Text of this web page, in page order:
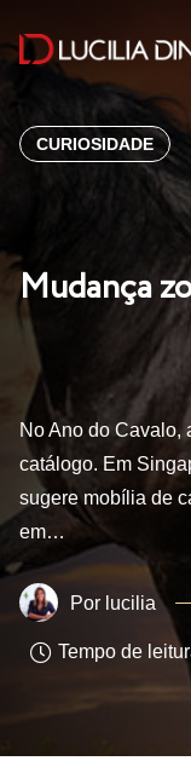
CURIOSIDADE
Mudança
No Ano do Cavalo,
catálogo. Em
sugere mobília de
em…
lucilia
Tempo de